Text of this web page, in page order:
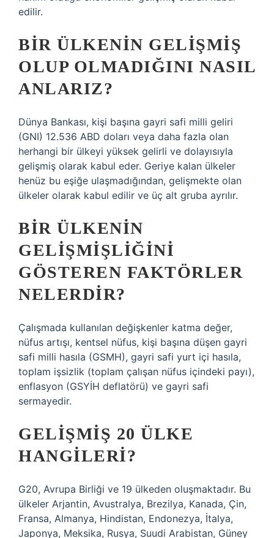
edilir.
BIR ÜLKENIN GELIŞMIŞ
OLUP OLMADIĞINI NASIL
ANLARIZ?
Dünya Bankası, kişi başına gayri safi milli geliri
(GNI) 12.536 ABD doları veya daha fazla olan
herhangi bir ülkeyi yüksek gelirli ve dolayısıyla
gelişmiş olarak kabul eder. Geriye kalan ülkeler
henüz bu eşiğe ulaşmadığından, gelişmekte olan
ülkeler olarak kabul edilir ve üç alt gruba ayrılır.
BIR ÜLKENIN
GELIŞMIŞLIĞINI
GÖSTEREN FAKTÖRLER
NELERDIR?
Çalışmada kullanılan değişkenler katma değer,
nüfus artışı, kentsel nüfus, kişi başına düşen gayri
safi milli hasıla (GSMH), gayri safi yurt içi hasıla,
toplam işsizlik (toplam çalışan nüfus içindeki payı),
enflasyon (GSYİH deflatörü) ve gayri safi
sermayedir.
GELIŞMIŞ 20 ÜLKE
HANGILERI?
G20, Avrupa Birliği ve 19 ülkeden oluşmaktadır. Bu
ülkeler Arjantin, Avustralya, Brezilya, Kanada, Çin,
Fransa, Almanya, Hindistan, Endonezya, İtalya,
Japonya, Meksika, Rusya, Suudi Arabistan, Güney